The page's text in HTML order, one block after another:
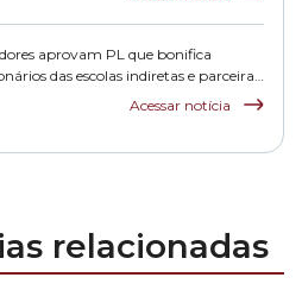
aprovam PL que bonifica
das escolas indiretas e parceiras
Acessar notícia
relacionadas